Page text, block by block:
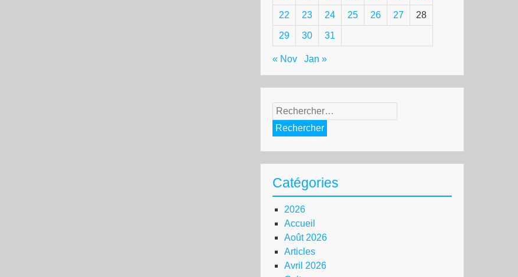
22 23 24 25 26 27 28
29 30 31
« Nov Jan »
Rechercher :
Catégories
2026
Accueil
Août 2026
Articles
Avril 2026